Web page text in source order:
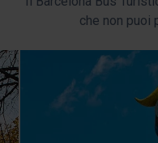
esperienza utente.
del sito web, per
iniziare a navigarvi.
In qualsiasi momento
sito web, potrai
che non puoi